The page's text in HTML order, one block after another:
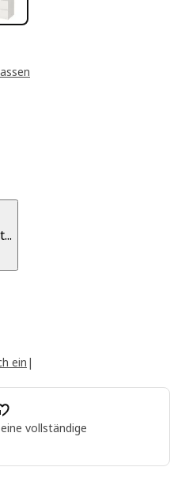
ein |
vollständige